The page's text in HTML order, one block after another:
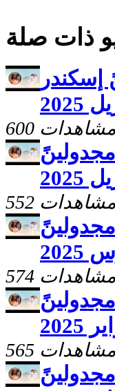
ذات صلة
600 مشاهدات
552 مشاهدات
574 مشاهدات
565 مشاهدات